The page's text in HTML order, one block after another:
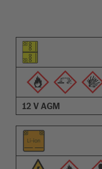
Ögenin piktogramı
Uyarıların piktogramları
Açıklama
12 V AGM